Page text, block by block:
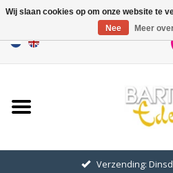
Home
Uitverkoop
Verzending:
Wij slaan cookies op om onze website te
Nee
Meer